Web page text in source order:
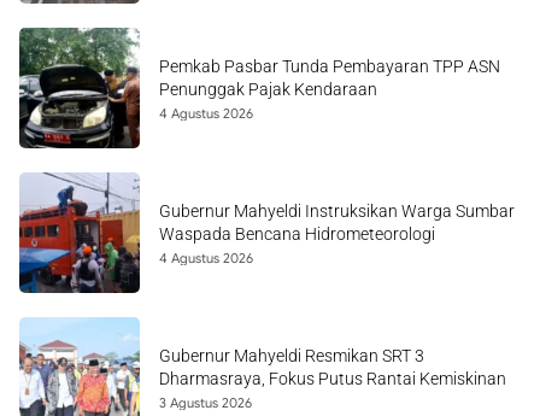
Pemkab Pasbar Tunda Pembayaran TPP ASN
Penunggak Pajak Kendaraan
4 Agustus 2026
Gubernur Mahyeldi Instruksikan Warga Sumbar
Waspada Bencana Hidrometeorologi
4 Agustus 2026
Gubernur Mahyeldi Resmikan SRT 3
Dharmasraya, Fokus Putus Rantai Kemiskinan
3 Agustus 2026